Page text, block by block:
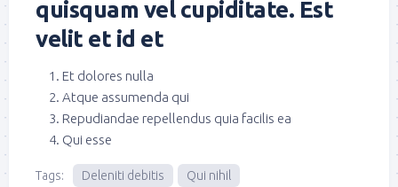
quisquam vel cupiditate. Est
velit et id et
Et dolores nulla
Atque assumenda qui
Repudiandae repellendus quia facilis ea
Qui esse
Tags: Deleniti debitis Qui nihil